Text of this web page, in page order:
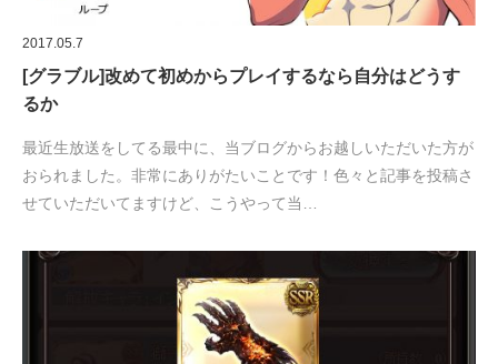
2017.05.7
[グラブル]改めて初めからプレイするなら自分はどうす
るか
最近生放送をしてる最中に、当ブログからお越しいただいた方が
おられました。非常にありがたいことです！色々と記事を投稿さ
せていただいてますけど、こうやって当…